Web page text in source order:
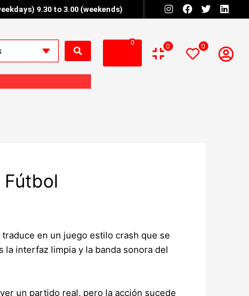
9.30 to 3.00 (weekends)
0 0 0
Fútbol
en un juego estilo crash que se
la interfaz limpia y la banda sonora del
un partido real, pero la acción sucede